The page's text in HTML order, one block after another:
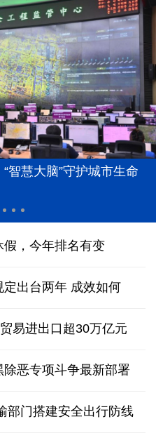
智慧大脑”守护城市生命
假，今年排名有变
出台两年 成效如何
易进出口超30万亿元
恶专项斗争最新部署
部门搭建安全出行防线